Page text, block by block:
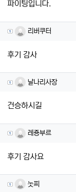
파이팅입니다.
리버쿠터님의
리버쿠터
후기 감사
날나리사장님
날나리사장
건승하시길
레죵부르님의
레죵부르
후기 감사요
놋찌님의 댓글
놋찌